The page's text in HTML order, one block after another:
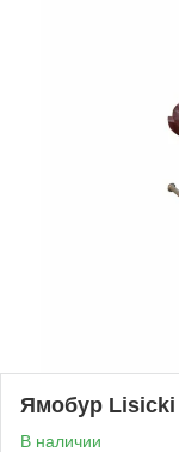
Ямобур
В наличии